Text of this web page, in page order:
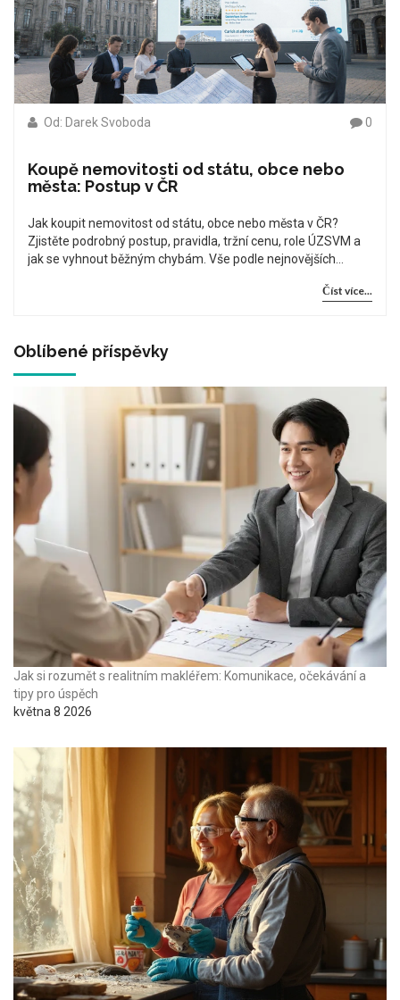
Od: Darek Svoboda 0
Koupě nemovitosti od státu, obce nebo
města: Postup v ČR
Jak koupit nemovitost od státu, obce nebo města v ČR?
Zjistěte podrobný postup, pravidla, tržní cenu, role ÚZSVM a
jak se vyhnout běžným chybám. Vše podle nejnovějších
Číst více...
Oblíbené příspěvky
Jak si rozumět s realitním makléřem: Komunikace, očekávání a
tipy pro úspěch
května 8 2026